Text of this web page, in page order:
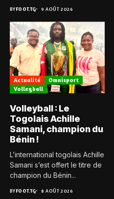
BYFOOT.TG 9 AOÛT 2026
Actualité
Omnisport
Volleyball
Volleyball : Le
Togolais Achille
Samani, champion du
Bénin !
L’international togolais Achille
Samani s’est offert le titre de
champion du Bénin...
BYFOOT.TG 8 AOÛT 2026